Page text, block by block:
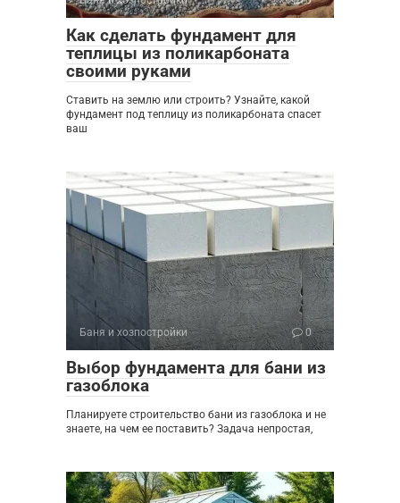
Как сделать фундамент для
теплицы из поликарбоната
своими руками
Ставить на землю или строить? Узнайте, какой
фундамент под теплицу из поликарбоната спасет
ваш
Баня и хозпостройки 0
Выбор фундамента для бани из
газоблока
Планируете строительство бани из газоблока и не
знаете, на чем ее поставить? Задача непростая,